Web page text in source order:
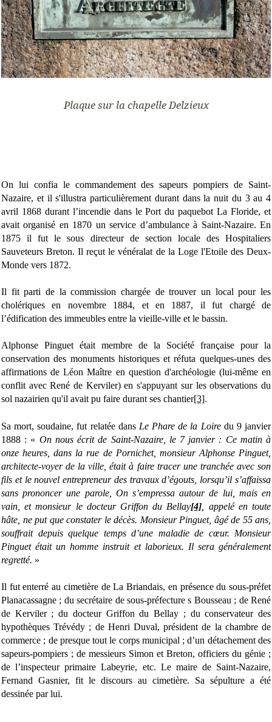
Plaque sur la chapelle Delzieux
On lui confia le commandement des sapeurs pompiers de Saint-
Nazaire, et il s'illustra particulièrement durant dans la nuit du 3 au 4
avril 1868 durant l’incendie dans le Port du paquebot La Floride, et
avait organisé en 1870 un service d’ambulance à Saint-Nazaire. En
1875 il fut le sous directeur de section locale des Hospitaliers
Sauveteurs Breton. Il reçut le vénéralat de la Loge l'Etoile des Deux-
Monde vers 1872.
Il fit parti de la commission chargée de trouver un local pour les
cholériques en novembre 1884, et en 1887, il fut chargé de
l’édification des immeubles entre la vieille-ville et le bassin.
Alphonse Pinguet était membre de la Société française pour la
conservation des monuments historiques et réfuta quelques-unes des
affirmations de Léon Maître en question d'archéologie (lui-même en
conflit avec René de Kerviler) en s'appuyant sur les observations du
sol nazairien qu'il avait pu faire durant ses chantier[3].
Sa mort, soudaine, fut relatée dans Le Phare de la Loiredu 9 janvier
1888 : « On nous écrit de Saint-Nazaire, le 7 janvier : Ce matin à
onze heures, dans la rue de Pornichet, monsieur Alphonse Pinguet,
architecte-voyer de la ville, était à faire tracer une tranchée avec son
fils et le nouvel entrepreneur des travaux d’égouts, lorsqu’il s’affaissa
sans prononcer une parole, On s’empressa autour de lui, mais en
vain, et monsieur le docteur Griffon du Bellay[4] , appelé en toute
hâte, ne put que constater le décès. Monsieur Pinguet, âgé de 55 ans,
souffrait depuis quelque temps d’une maladie de cœur. Monsieur
Pinguet était un homme instruit et laborieux. Il sera généralement
regretté. »
Il fut enterré au cimetière de La Briandais, en présence du sous-préfet
Planacassagne ; du secrétaire de sous-préfecture s Bousseau ; de René
de Kerviler ; du docteur Griffon du Bellay ; du conservateur des
hypothèques Trévédy ; de Henri Duval, président de la chambre de
commerce ; de presque tout le corps municipal ; d’un détachement des
sapeurs-pompiers ; de messieurs Simon et Breton, officiers du génie ;
de l’inspecteur primaire Labeyrie, etc. Le maire de Saint-Nazaire,
Fernand Gasnier, fit le discours au cimetière. Sa sépulture a été
dessinée par lui.